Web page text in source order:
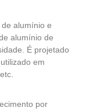
alumínio e
alumínio de
É projetado
em
por